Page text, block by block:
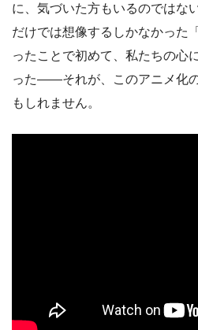
に、気づいた方もいるのではな
だけでは想像するしかなかった
ったことで初めて、私たちの心
った――それが、このアニメ化
もしれません。